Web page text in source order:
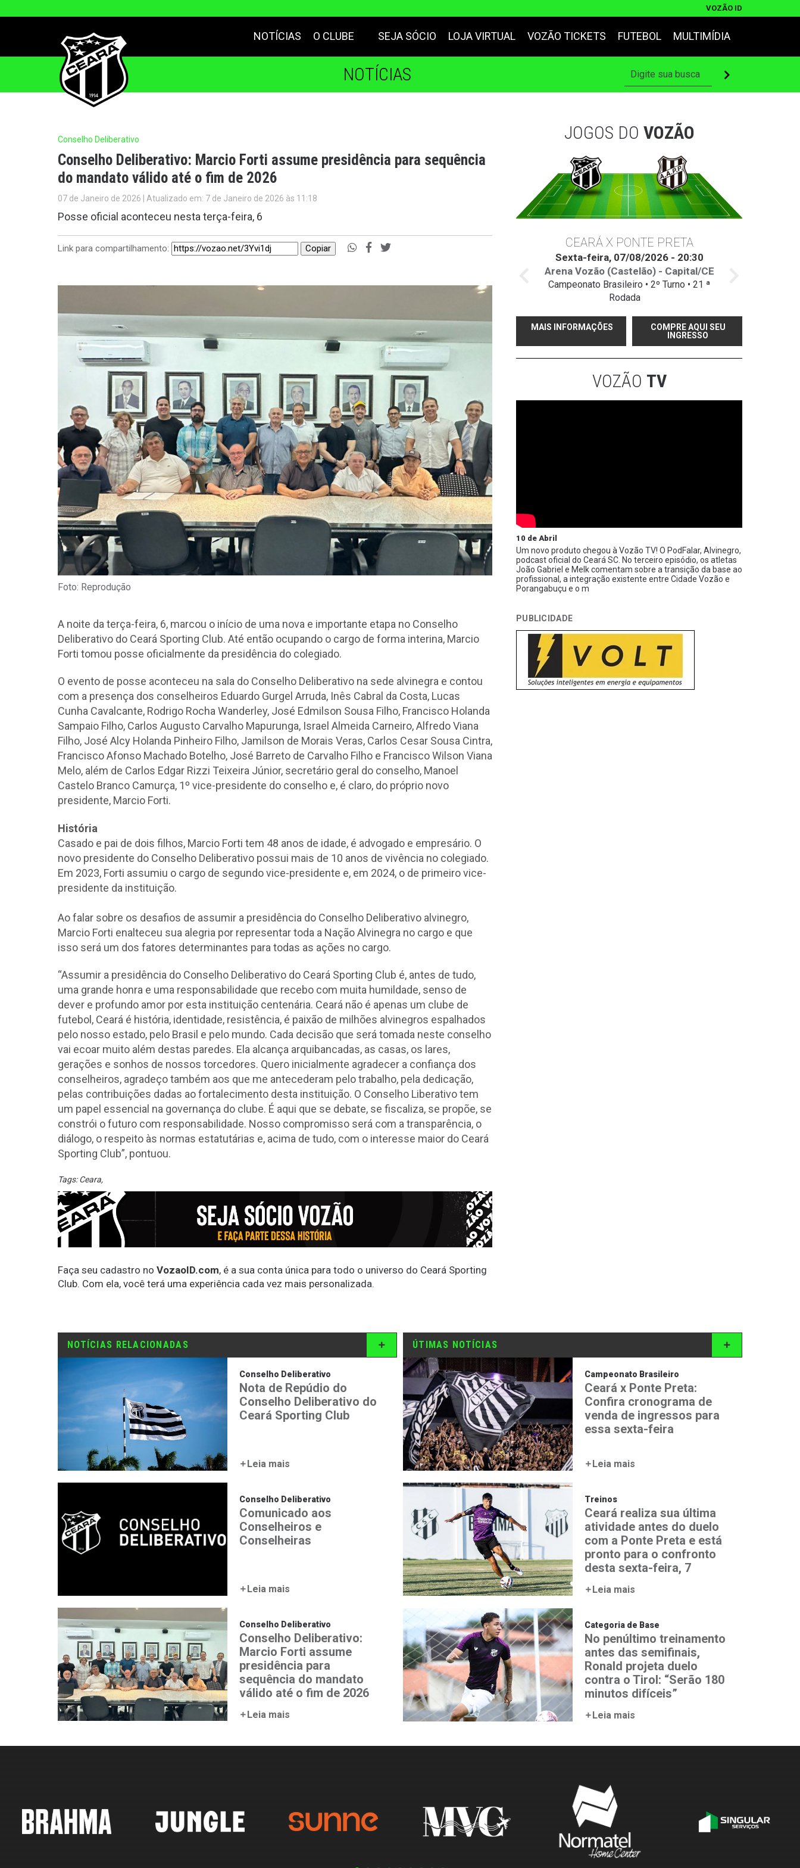
VOZÃO ID
NOTÍCIAS O CLUBE SEJA SÓCIO LOJA VIRTUAL VOZÃO TICKETS FUTEBOL MULTIMÍDIA
NOTÍCIAS
Conselho Deliberativo
Conselho Deliberativo: Marcio Forti assume presidência para sequência
do mandato válido até o fim de 2026
07 de Janeiro de 2026 | Atualizado em: 7 de Janeiro de 2026 às 11:18
Posse oficial aconteceu nesta terça-feira, 6
Link para compartilhamento: Copiar
Foto: Reprodução
A noite da terça-feira, 6, marcou o início de uma nova e importante etapa no Conselho
Deliberativo do Ceará Sporting Club. Até então ocupando o cargo de forma interina, Marcio
Forti tomou posse oficialmente da presidência do colegiado.
O evento de posse aconteceu na sala do Conselho Deliberativo na sede alvinegra e contou
com a presença dos conselheiros Eduardo Gurgel Arruda, Inês Cabral da Costa, Lucas
Cunha Cavalcante, Rodrigo Rocha Wanderley, José Edmilson Sousa Filho, Francisco Holanda
Sampaio Filho, Carlos Augusto Carvalho Mapurunga, Israel Almeida Carneiro, Alfredo Viana
Filho, José Alcy Holanda Pinheiro Filho, Jamilson de Morais Veras, Carlos Cesar Sousa Cintra,
Francisco Afonso Machado Botelho, José Barreto de Carvalho Filho e Francisco Wilson Viana
Melo, além de Carlos Edgar Rizzi Teixeira Júnior, secretário geral do conselho, Manoel
Castelo Branco Camurça, 1º vice-presidente do conselho e, é claro, do próprio novo
presidente, Marcio Forti.
História
Casado e pai de dois filhos, Marcio Forti tem 48 anos de idade, é advogado e empresário. O
novo presidente do Conselho Deliberativo possui mais de 10 anos de vivência no colegiado.
Em 2023, Forti assumiu o cargo de segundo vice-presidente e, em 2024, o de primeiro vice-
presidente da instituição.
Ao falar sobre os desafios de assumir a presidência do Conselho Deliberativo alvinegro,
Marcio Forti enalteceu sua alegria por representar toda a Nação Alvinegra no cargo e que
isso será um dos fatores determinantes para todas as ações no cargo.
“Assumir a presidência do Conselho Deliberativo do Ceará Sporting Club é, antes de tudo,
uma grande honra e uma responsabilidade que recebo com muita humildade, senso de
dever e profundo amor por esta instituição centenária. Ceará não é apenas um clube de
futebol, Ceará é história, identidade, resistência, é paixão de milhões alvinegros espalhados
pelo nosso estado, pelo Brasil e pelo mundo. Cada decisão que será tomada neste conselho
vai ecoar muito além destas paredes. Ela alcança arquibancadas, as casas, os lares,
gerações e sonhos de nossos torcedores. Quero inicialmente agradecer a confiança dos
conselheiros, agradeço também aos que me antecederam pelo trabalho, pela dedicação,
pelas contribuições dadas ao fortalecimento desta instituição. O Conselho Liberativo tem
um papel essencial na governança do clube. É aqui que se debate, se fiscaliza, se propõe, se
constrói o futuro com responsabilidade. Nosso compromisso será com a transparência, o
diálogo, o respeito às normas estatutárias e, acima de tudo, com o interesse maior do Ceará
Sporting Club”, pontuou.
Tags:Ceara,
Faça seu cadastro no VozaoID.com, é a sua conta única para todo o universo do Ceará Sporting
Club. Com ela, você terá uma experiência cada vez mais personalizada.
JOGOS DO VOZÃO
CEARÁ X PONTE PRETA
Sexta-feira, 07/08/2026 - 20:30
Arena Vozão (Castelão) - Capital/CE
Campeonato Brasileiro • 2º Turno • 21 ª
Rodada
MAIS INFORMAÇÕES
COMPRE AQUI SEU
INGRESSO
VOZÃO TV
10 de Abril
Um novo produto chegou à Vozão TV! O PodFalar, Alvinegro,
podcast oficial do Ceará SC. No terceiro episódio, os atletas
João Gabriel e Melk comentam sobre a transição da base ao
profissional, a integração existente entre Cidade Vozão e
Porangabuçu e o m
PUBLICIDADE
NOTÍCIAS RELACIONADAS
Conselho Deliberativo
Nota de Repúdio do
Conselho Deliberativo do
Ceará Sporting Club
Leia mais
Conselho Deliberativo
Comunicado aos
Conselheiros e
Conselheiras
Leia mais
Conselho Deliberativo
Conselho Deliberativo:
Marcio Forti assume
presidência para
sequência do mandato
válido até o fim de 2026
Leia mais
ÚTIMAS NOTÍCIAS
Campeonato Brasileiro
Ceará x Ponte Preta:
Confira cronograma de
venda de ingressos para
essa sexta-feira
Leia mais
Treinos
Ceará realiza sua última
atividade antes do duelo
com a Ponte Preta e está
pronto para o confronto
desta sexta-feira, 7
Leia mais
Categoria de Base
No penúltimo treinamento
antes das semifinais,
Ronald projeta duelo
contra o Tirol: “Serão 180
minutos difíceis”
Leia mais